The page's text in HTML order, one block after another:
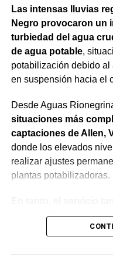
Las intensas lluvias
Negro provocaron un
turbiedad del agua
de agua potable,
potabilización debido al
en suspensión hacia el
Desde Aguas
situaciones más
captaciones de Allen,
donde los elevados
realizar ajustes
plantas potabilizadoras.
General Roca,
localidades donde
trabaja para sostener la